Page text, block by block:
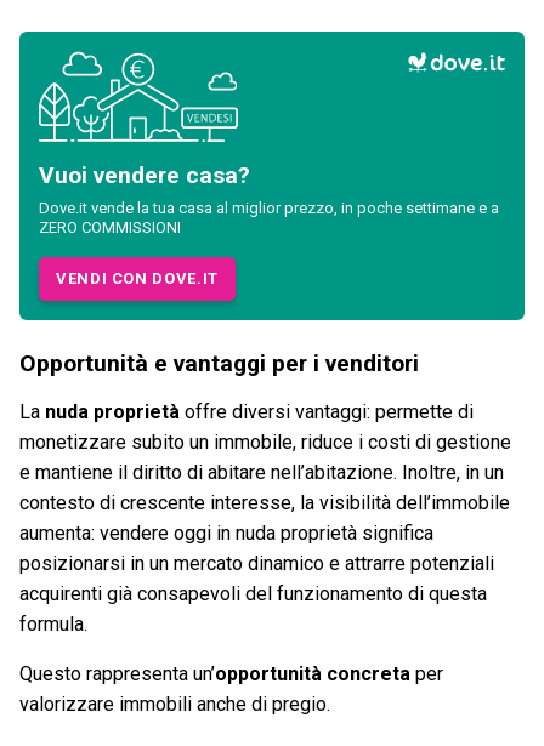
Vuoi vendere casa?
Dove.it vende la tua casa al miglior prezzo, in poche settimane e a
ZERO COMMISSIONI
VENDI CON DOVE.IT
Opportunità e vantaggi per i venditori
La nuda proprietà offre diversi vantaggi: permette di
monetizzare subito un immobile, riduce i costi di gestione
e mantiene il diritto di abitare nell’abitazione. Inoltre, in un
contesto di crescente interesse, la visibilità dell’immobile
aumenta: vendere oggi in nuda proprietà significa
posizionarsi in un mercato dinamico e attrarre potenziali
acquirenti già consapevoli del funzionamento di questa
formula.
Questo rappresenta un’opportunità concreta per
valorizzare immobili anche di pregio.